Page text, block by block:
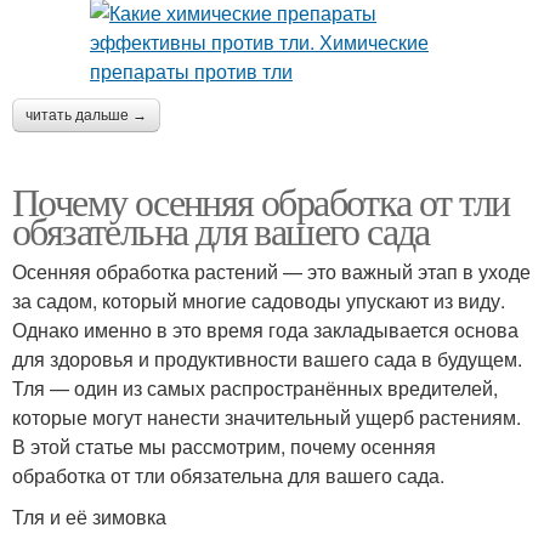
читать дальше →
Почему осенняя обработка от тли
обязательна для вашего сада
Осенняя обработка растений — это важный этап в уходе
за садом, который многие садоводы упускают из виду.
Однако именно в это время года закладывается основа
для здоровья и продуктивности вашего сада в будущем.
Тля — один из самых распространённых вредителей,
которые могут нанести значительный ущерб растениям.
В этой статье мы рассмотрим, почему осенняя
обработка от тли обязательна для вашего сада.
Тля и её зимовка